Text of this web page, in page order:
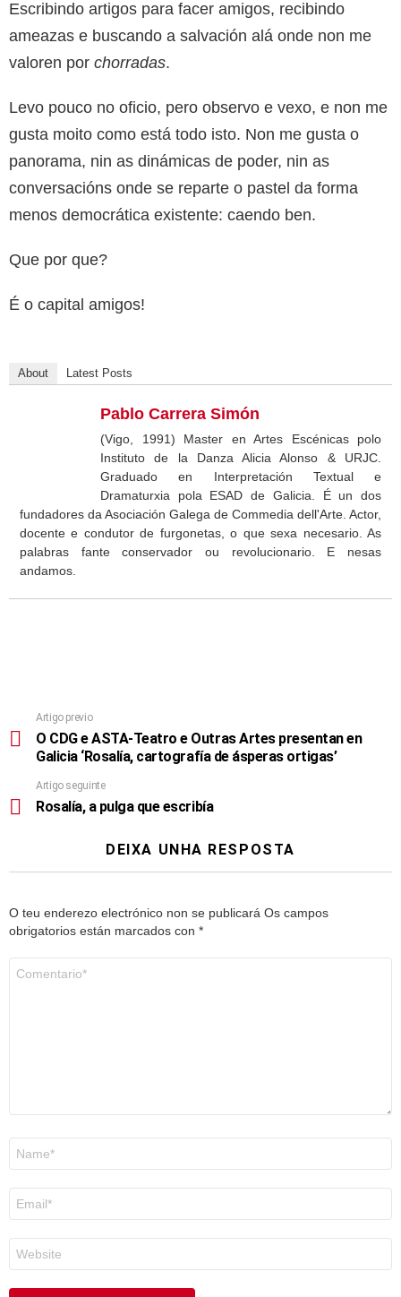
Escribindo artigos para facer amigos, recibindo
ameazas e buscando a salvación alá onde non me
valoren por chorradas.
Levo pouco no oficio, pero observo e vexo, e non me
gusta moito como está todo isto. Non me gusta o
panorama, nin as dinámicas de poder, nin as
conversacións onde se reparte o pastel da forma
menos democrática existente: caendo ben.
Que por que?
É o capital amigos!
About Latest Posts
Pablo Carrera Simón
(Vigo, 1991) Master en Artes Escénicas polo
Instituto de la Danza Alicia Alonso & URJC.
Graduado en Interpretación Textual e
Dramaturxia pola ESAD de Galicia. É un dos
fundadores da Asociación Galega de Commedia dell'Arte. Actor,
docente e condutor de furgonetas, o que sexa necesario. As
palabras fante conservador ou revolucionario. E nesas
andamos.
Artigo previo
O CDG e ASTA-Teatro e Outras Artes presentan en
Galicia ‘Rosalía, cartografía de ásperas ortigas’
Artigo seguinte
Rosalía, a pulga que escribía
DEIXA UNHA RESPOSTA
O teu enderezo electrónico non se publicará Os campos
obrigatorios están marcados con *
electrónico
*